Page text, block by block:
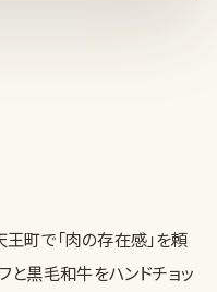
町で「肉の存在感」を頼
と黒毛和牛をハンドチョッ